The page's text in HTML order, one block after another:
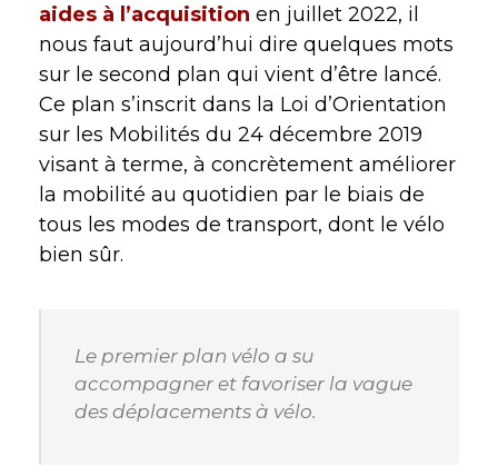
aides à l’acquisition en juillet 2022, il
nous faut aujourd’hui dire quelques mots
sur le second plan qui vient d’être lancé.
Ce plan s’inscrit dans la Loi d’Orientation
sur les Mobilités du 24 décembre 2019
visant à terme, à concrètement améliorer
la mobilité au quotidien par le biais de
tous les modes de transport, dont le vélo
bien sûr.
Le premier plan vélo a su
accompagner et favoriser la vague
des déplacements à vélo.